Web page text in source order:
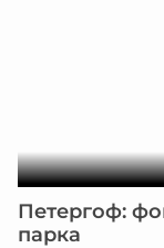
Петергоф:
парка